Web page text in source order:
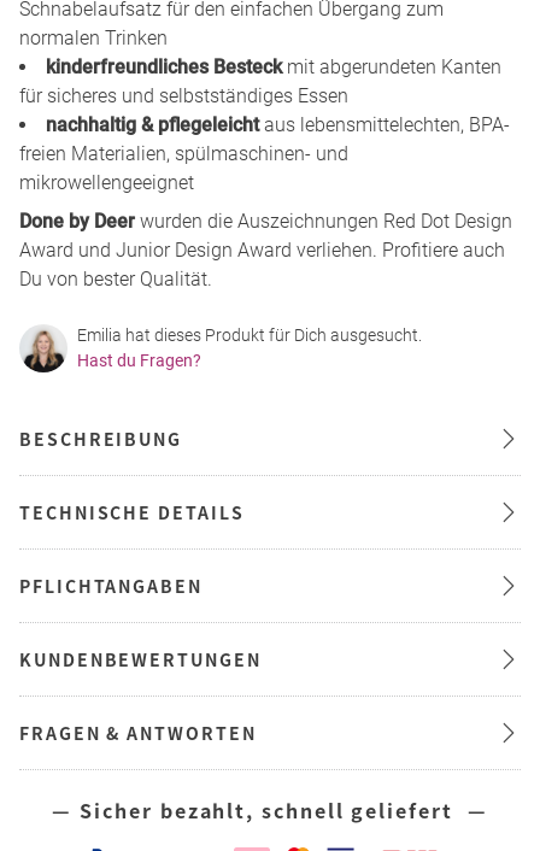
Schnabelaufsatz für den einfachen Übergang zum
normalen Trinken
kinderfreundliches Besteckmit abgerundeten Kanten
für sicheres und selbstständiges Essen
nachhaltig & pflegeleichtaus lebensmittelechten, BPA-
freien Materialien, spülmaschinen- und
mikrowellengeeignet
Done by Deer wurden die Auszeichnungen Red Dot Design
Award und Junior Design Award verliehen. Profitiere auch
Du von bester Qualität.
Emilia hat dieses Produkt für Dich ausgesucht.
Hast du Fragen?
BESCHREIBUNG
TECHNISCHE DETAILS
PFLICHTANGABEN
KUNDENBEWERTUNGEN
FRAGEN & ANTWORTEN
— Sicher bezahlt, schnell geliefert —